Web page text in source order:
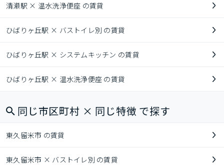
清瀬駅 × 温水洗浄便座 の賃貸
ひばりヶ丘駅 × バストイレ別 の賃貸
ひばりヶ丘駅 × システムキッチン の賃貸
ひばりヶ丘駅 × 温水洗浄便座 の賃貸
同じ市区町村 × 同じ特徴 で探す
東久留米市 の賃貸
東久留米市 × バストイレ別 の賃貸